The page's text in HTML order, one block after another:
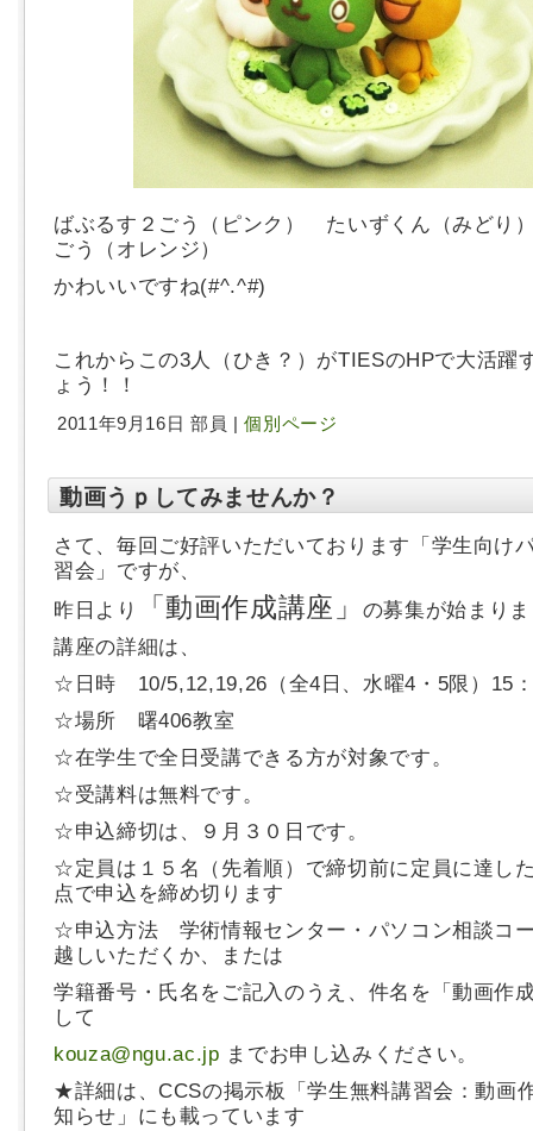
ばぶるす２ごう（ピンク） たいずくん（みどり
ごう（オレンジ）
かわいいですね(#^.^#)
これからこの3人（ひき？）がTIESのHPで大活躍
ょう！！
2011年9月16日 部員 |個別ページ
動画うｐしてみませんか？
さて、毎回ご好評いただいております「学生向け
習会」ですが、
昨日より 「動画作成講座」
の募集が始まり
講座の詳細は、
☆日時 10/5,12,19,26（全4日、水曜4・5限）15
☆場所 曙406教室
☆在学生で全日受講できる方が対象です。
☆受講料は無料です。
☆申込締切は、９月３０日です。
☆定員は１５名（先着順）で締切前に定員に達し
点で申込を締め切ります
☆申込方法 学術情報センター・パソコン相談コ
越しいただくか、または
学籍番号・氏名をご記入のうえ、件名を「動画作
して
kouza@ngu.ac.jp までお申し込みください。
★詳細は、CCSの掲示板「学生無料講習会：動画
知らせ」にも載っています